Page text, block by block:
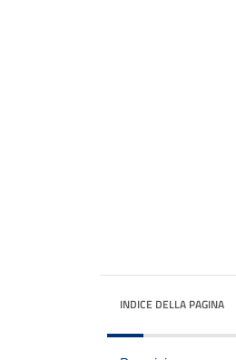
INDICE DELLA PAGINA